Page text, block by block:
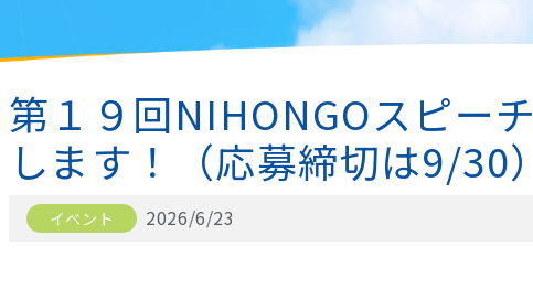
入会について
外国語交流サロン イベント 姉妹
外国人相談窓口
第１９回NIHONGOスピー
します！（応募締切は9/30）
イベント 2026/6/23